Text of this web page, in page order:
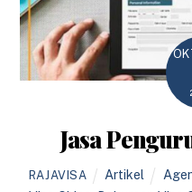
Jasa
RAJAVISA Artikel